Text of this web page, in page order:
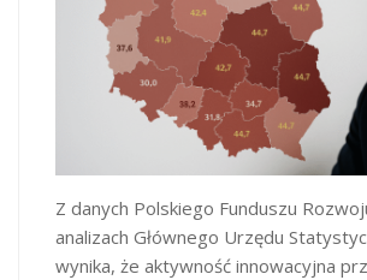
Z danych Polskiego Funduszu
analizach Głównego Urzędu
wynika, że aktywność innowacyjna